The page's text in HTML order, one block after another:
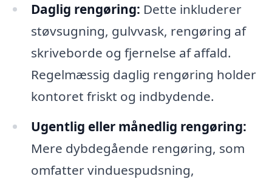
Daglig rengøring: Dette inkluderer
støvsugning, gulvvask, rengøring af
skriveborde og fjernelse af affald.
Regelmæssig daglig rengøring holder
kontoret friskt og indbydende.
Ugentlig eller månedlig rengøring:
Mere dybdegående rengøring, som
omfatter vinduespudsning,